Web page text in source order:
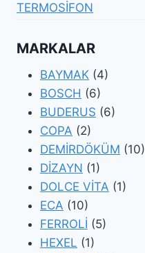
TERMOSİFON
MARKALAR
BAYMAK (4)
BOSCH (6)
BUDERUS (6)
COPA (2)
DEMİRDÖKÜM (10)
DİZAYN (1)
DOLCE VİTA (1)
ECA (10)
FERROLİ (5)
HEXEL (1)